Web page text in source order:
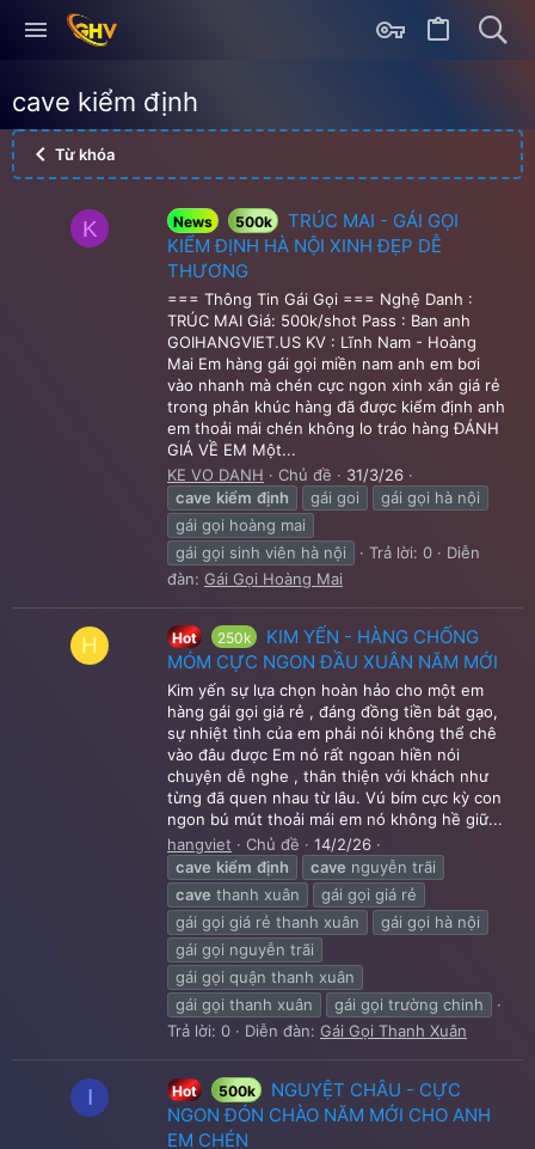
cave kiểm định
Từ khóa
K News 500k
TRÚC MAI - GÁI GỌI
KIỂM ĐỊNH HÀ NỘI XINH ĐẸP DỄ
THƯƠNG
=== Thông Tin Gái Gọi === Nghệ Danh :
TRÚC MAI Giá: 500k/shot Pass : Ban anh
GOIHANGVIET.US KV : Lĩnh Nam - Hoàng
Mai Em hàng gái gọi miền nam anh em bơi
vào nhanh mà chén cực ngon xinh xắn giá rẻ
trong phân khúc hàng đã được kiểm định anh
em thoải mái chén không lo tráo hàng ĐÁNH
GIÁ VỀ EM Một...
KE VO DANH
Chủ đề
31/3/26
cave kiểm định gái goi
gái gọi hà nội
gái gọi hoàng mai
gái gọi sinh viên hà nội
Trả lời: 0
Diễn
đàn: Gái Gọi Hoàng Mai
H Hot 250k
KIM YẾN - HÀNG CHỐNG
MÓM CỰC NGON ĐẦU XUÂN NĂM MỚI
Kim yến sự lựa chọn hoàn hảo cho một em
hàng gái gọi giá rẻ , đáng đồng tiền bát gạo,
sự nhiệt tình của em phải nói không thể chê
vào đâu được Em nó rất ngoan hiền nói
chuyện dễ nghe , thân thiện với khách như
từng đã quen nhau từ lâu. Vú bím cực kỳ con
ngon bú mút thoải mái em nó không hề giữ...
hangviet
Chủ đề
14/2/26
cave kiểm định cave nguyễn trãi
cave thanh xuân
gái gọi giá rẻ
gái gọi giá rẻ thanh xuân
gái gọi hà nội
gái gọi nguyễn trãi
gái gọi quận thanh xuân
gái gọi thanh xuân
gái gọi trường chinh
Trả lời: 0
Diễn đàn: Gái Gọi Thanh Xuân
I Hot 500k
NGUYỆT CHÂU - CỰC
NGON ĐÓN CHÀO NĂM MỚI CHO ANH
EM CHÉN